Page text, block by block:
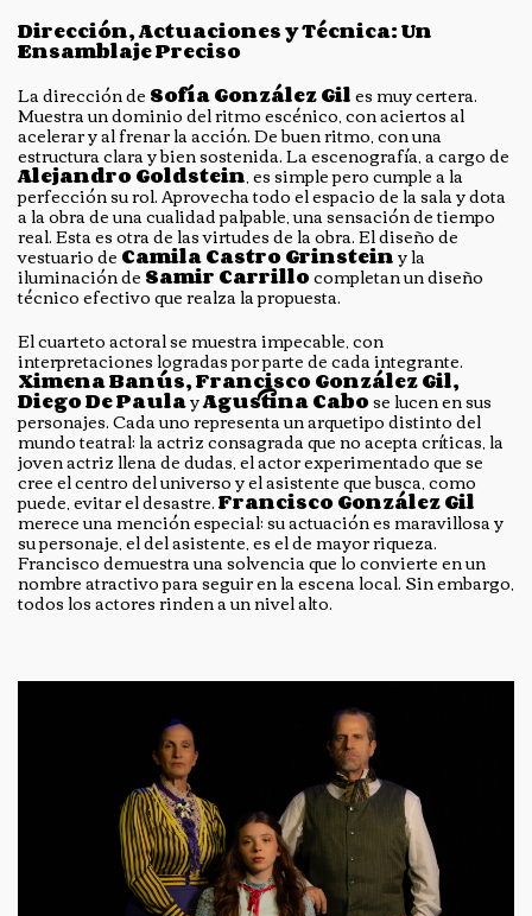
Dirección, Actuaciones y Técnica: Un
Ensamblaje Preciso
La dirección deSofía González Giles muy certera.
Muestra un dominio del ritmo escénico, con aciertos al
acelerar y al frenar la acción. De buen ritmo, con una
estructura clara y bien sostenida. La escenografía, a cargo de
Alejandro Goldstein, es simple pero cumple a la
perfección su rol. Aprovecha todo el espacio de la sala y dota
a la obra de una cualidad palpable, una sensación de tiempo
real. Esta es otra de las virtudes de la obra. El diseño de
vestuario deCamila Castro Grinsteiny la
iluminación deSamir Carrillocompletan un diseño
técnico efectivo que realza la propuesta.
El cuarteto actoral se muestra impecable, con
interpretaciones logradas por parte de cada integrante.
Ximena Banús, Francisco González Gil,
Diego De PaulayAgustina Cabose lucen en sus
personajes. Cada uno representa un arquetipo distinto del
mundo teatral: la actriz consagrada que no acepta críticas, la
joven actriz llena de dudas, el actor experimentado que se
cree el centro del universo y el asistente que busca, como
puede, evitar el desastre.Francisco González Gil
merece una mención especial; su actuación es maravillosa y
su personaje, el del asistente, es el de mayor riqueza.
Francisco demuestra una solvencia que lo convierte en un
nombre atractivo para seguir en la escena local. Sin embargo,
todos los actores rinden a un nivel alto.